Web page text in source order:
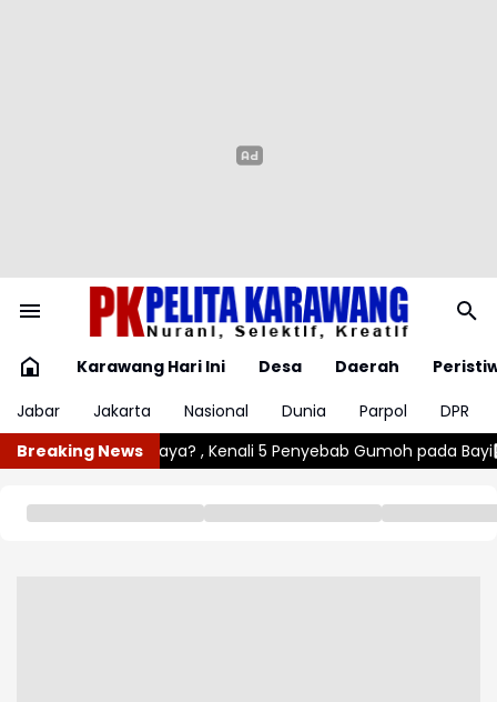
Karawang Hari Ini Desa Daerah
Jabar
Jakarta Nasional Dunia Parpol
DPR
Breaking News
Gumoh pada Bayi Angin Kencang Rusak Lima